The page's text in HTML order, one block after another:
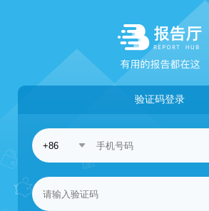
验证码登录